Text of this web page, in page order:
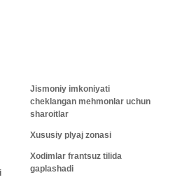
Jismoniy imkoniyati
cheklangan mehmonlar uchun
sharoitlar
Xususiy plyaj zonasi
Xodimlar frantsuz tilida
gaplashadi